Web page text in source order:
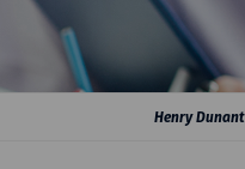
Henry